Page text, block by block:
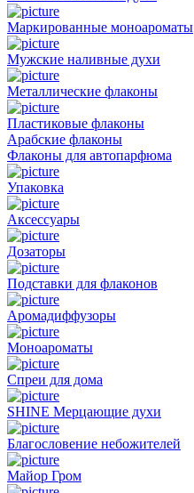
Маркированные моноароматы
Мужские наливные духи
Металлические флаконы
Пластиковые флаконы
Арабские флаконы
Флаконы для автопарфюма
Упаковка
Аксессуары
Дозаторы
Подставки для флаконов
Аромадиффузоры
Моноароматы
Спреи для дома
SHINE Мерцающие духи
Благословение небожителей
Майор Гром